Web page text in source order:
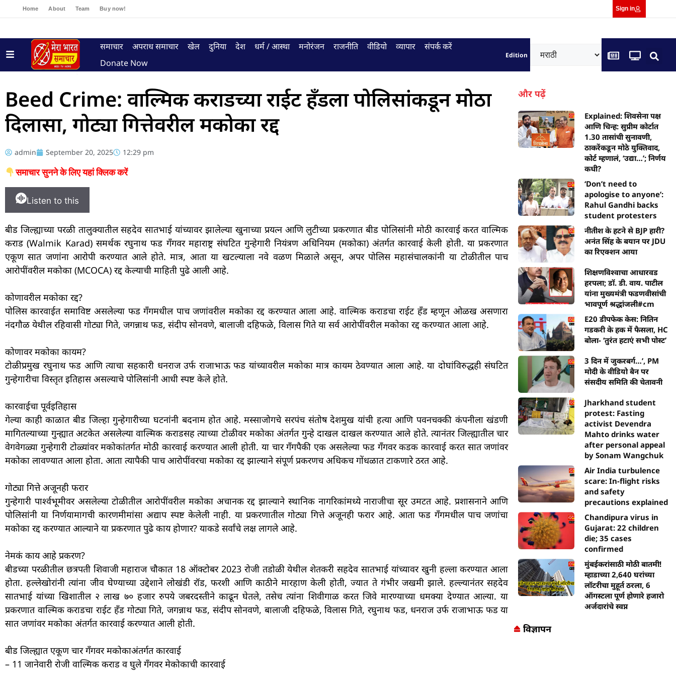
Home About Team Buy now! Sign in
समाचार अपराध समाचार खेल दुनिया देश धर्म / आस्था मनोरंजन राजनीति वीडियो व्यापार
संपर्क करें
Donate Now
Edition
Beed Crime: वाल्मिक कराडच्या राईट हँडला पोलिसांकडून मोठा
दिलासा, गोट्या गित्तेवरील मकोका रद्द
admin September 20, 2025 12:29 pm
समाचार सुनने के लिए यहां क्लिक करें
Listen to this
बीड जिल्ह्याच्या परळी तालुक्यातील सहदेव सातभाई यांच्यावर झालेल्या खुनाच्या प्रयत्न आणि लुटीच्या प्रकरणात बीड पोलिसांनी मोठी कारवाई करत वाल्मिक
कराड (Walmik Karad) समर्थक रघुनाथ फड गँगवर महाराष्ट्र संघटित गुन्हेगारी नियंत्रण अधिनियम (मकोका) अंतर्गत कारवाई केली होती. या प्रकरणात
एकूण सात जणांना आरोपी करण्यात आले होते. मात्र, आता या खटल्याला नवे वळण मिळाले असून, अपर पोलिस महासंचालकांनी या टोळीतील पाच
आरोपींवरील मकोका (MCOCA) रद्द केल्याची माहिती पुढे आली आहे.
कोणावरील मकोका रद्द?
पोलिस कारवाईत समाविष्ट असलेल्या फड गँगमधील पाच जणांवरील मकोका रद्द करण्यात आला आहे. वाल्मिक कराडचा राईट हँड म्हणून ओळख असणारा
नंदगौळ येथील रहिवासी गोट्या गिते, जगन्नाथ फड, संदीप सोनवणे, बालाजी दहिफळे, विलास गिते या सर्व आरोपींवरील मकोका रद्द करण्यात आला आहे.
कोणावर मकोका कायम?
टोळीप्रमुख रघुनाथ फड आणि त्याचा सहकारी धनराज उर्फ राजाभाऊ फड यांच्यावरील मकोका मात्र कायम ठेवण्यात आला आहे. या दोघांविरुद्धही संघटित
गुन्हेगारीचा विस्तृत इतिहास असल्याचे पोलिसांनी आधी स्पष्ट केले होते.
कारवाईचा पूर्वइतिहास
गेल्या काही काळात बीड जिल्हा गुन्हेगारीच्या घटनांनी बदनाम होत आहे. मस्साजोगचे सरपंच संतोष देशमुख यांची हत्या आणि पवनचक्की कंपनीला खंडणी
मागितल्याच्या गुन्ह्यात अटकेत असलेल्या वाल्मिक कराडसह त्याच्या टोळीवर मकोका अंतर्गत गुन्हे दाखल दाखल करण्यात आले होते. त्यानंतर जिल्ह्यातील चार
वेगवेगळ्या गुन्हेगारी टोळ्यांवर मकोकांतर्गत मोठी कारवाई करण्यात आली होती. या चार गँगपैकी एक असलेल्या फड गँगवर कडक कारवाई करत सात जणांवर
मकोका लावण्यात आला होता. आता त्यापैकी पाच आरोपींवरचा मकोका रद्द झाल्याने संपूर्ण प्रकरणच अधिकच गोंधळात टाकणारे ठरत आहे.
गोट्या गित्ते अजूनही फरार
गुन्हेगारी पार्श्वभूमीवर असलेल्या टोळीतील आरोपींवरील मकोका अचानक रद्द झाल्याने स्थानिक नागरिकांमध्ये नाराजीचा सूर उमटत आहे. प्रशासनाने आणि
पोलिसांनी या निर्णयामागची कारणमीमांसा अद्याप स्पष्ट केलेली नाही. या प्रकरणातील गोट्या गित्ते अजूनही फरार आहे. आता फड गँगमधील पाच जणांचा
मकोका रद्द करण्यात आल्याने या प्रकरणात पुढे काय होणार? याकडे सर्वांचे लक्ष लागले आहे.
नेमकं काय आहे प्रकरण?
बीडच्या परळीतील छत्रपती शिवाजी महाराज चौकात 18 ऑक्टोबर 2023 रोजी तडोळी येथील शेतकरी सहदेव सातभाई यांच्यावर खुनी हल्ला करण्यात आला
होता. हल्लेखोरांनी त्यांना जीव घेण्याच्या उद्देशाने लोखंडी रॉड, फरशी आणि काठीने मारहाण केली होती, ज्यात ते गंभीर जखमी झाले. हल्ल्यानंतर सहदेव
सातभाई यांच्या खिशातील २ लाख ७० हजार रुपये जबरदस्तीने काढून घेतले, तसेच त्यांना शिवीगाळ करत जिवे मारण्याच्या धमक्या देण्यात आल्या. या
प्रकरणात वाल्मिक कराडचा राईट हँड गोट्या गिते, जगन्नाथ फड, संदीप सोनवणे, बालाजी दहिफळे, विलास गिते, रघुनाथ फड, धनराज उर्फ राजाभाऊ फड या
सात जणांवर मकोका अंतर्गत कारवाई करण्यात आली होती.
बीड जिल्ह्यात एकूण चार गँगवर मकोकाअंतर्गत कारवाई
– 11 जानेवारी रोजी वाल्मिक कराड व घुले गँगवर मेकोकाची कारवाई
और पढ़ें
Explained: शिवसेना पक्ष
आणि चिन्ह: सुप्रीम कोर्टात
1.30 तासांची सुनावणी,
ठाकरेंकडून मोठे युक्तिवाद,
कोर्ट म्हणालं, ‘उद्या…’; निर्णय
कधी?
‘Don’t need to
apologise to anyone’:
Rahul Gandhi backs
student protesters
नीतीश के हटने से BJP हारी?
अनंत सिंह के बयान पर JDU
का रिएक्शन आया
शिक्षणविश्वाचा आधारवड
हरपला; डॉ. डी. वाय. पाटील
यांना मुख्यमंत्री फडणवीसांची
भावपूर्ण श्रद्धांजली#cm
E20 डीपफेक केस: नितिन
गडकरी के हक में फैसला, HC
बोला- ‘तुरंत हटाएं सभी पोस्ट’
3 दिन में जुकरबर्ग…’, PM
मोदी के वीडियो बैन पर
संसदीय समिति की चेतावनी
Jharkhand student
protest: Fasting
activist Devendra
Mahto drinks water
after personal appeal
by Sonam Wangchuk
Air India turbulence
scare: In-flight risks
and safety
precautions explained
Chandipura virus in
Gujarat: 22 children
die; 35 cases
confirmed
मुंबईकरांसाठी मोठी बातमी!
म्हाडाच्या 2,640 घरांच्या
लॉटरीचा मुहूर्त ठरला, 6
ऑगस्टला पूर्ण होणारे हजारो
अर्जदारांचे स्वप्न
विज्ञापन